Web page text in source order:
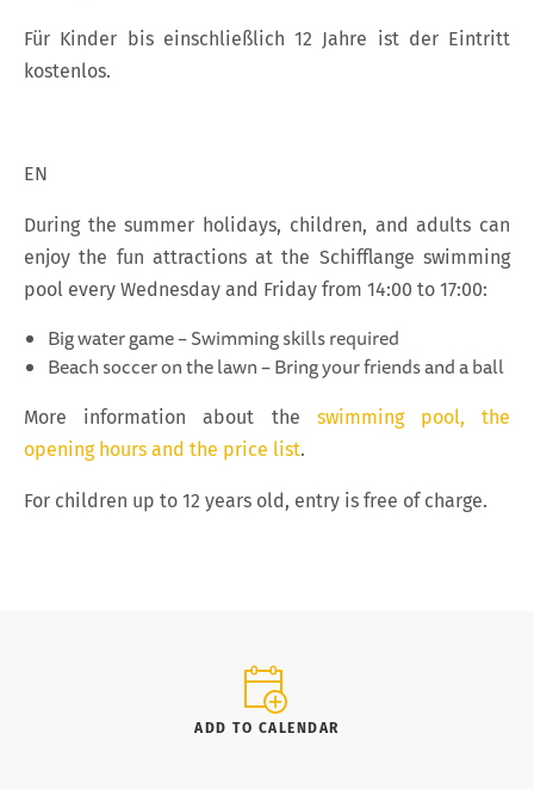
Für Kinder bis einschließlich 12 Jahre ist der Eintritt
kostenlos.
EN
During the summer holidays, children, and adults can
enjoy the fun attractions at the Schifflange swimming
pool every Wednesday and Friday from 14:00 to 17:00:
Big water game – Swimming skills required
Beach soccer on the lawn – Bring your friends and a ball
More information about the swimming pool, the
opening hours and the price list.
For children up to 12 years old, entry is free of charge.
ADD TO CALENDAR